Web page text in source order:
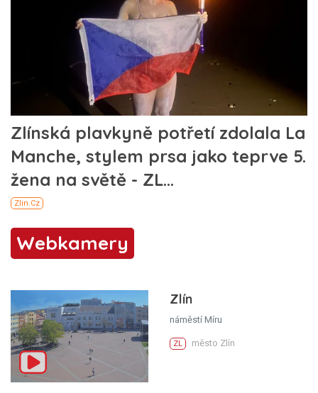
Webkamery
Zlín
náměstí Míru
ZL město Zlín